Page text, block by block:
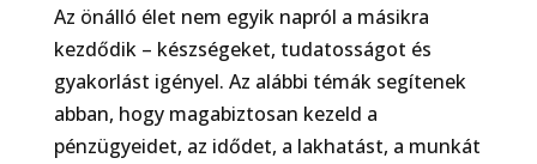
Az önálló élet nem egyik napról a másikra
kezdődik – készségeket, tudatosságot és
gyakorlást igényel. Az alábbi témák segítenek
abban, hogy magabiztosan kezeld a
pénzügyeidet, az idődet, a lakhatást, a munkát